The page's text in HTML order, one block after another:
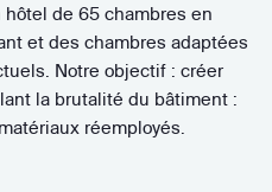
de 65 chambres en
et des chambres adaptées
Notre objectif : créer
la brutalité du bâtiment :
réemployés.